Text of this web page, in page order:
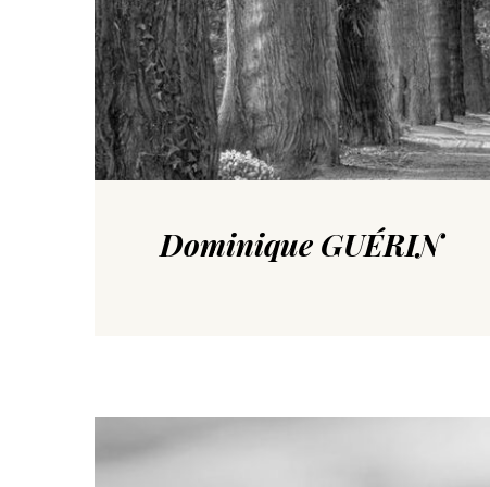
Dominique GUÉRIN